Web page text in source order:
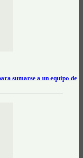
sumarse a un equipo de